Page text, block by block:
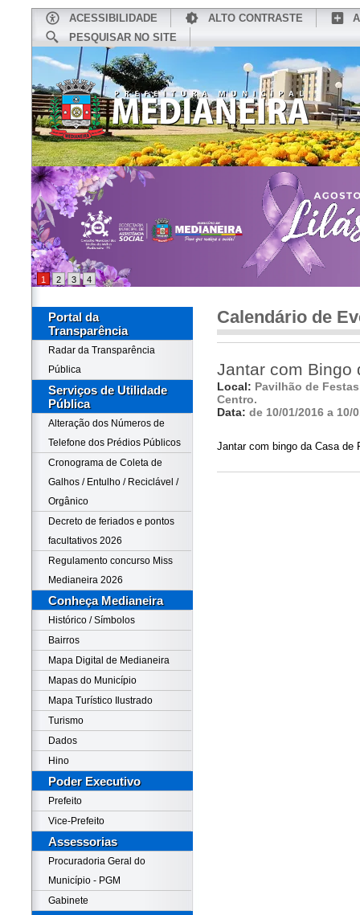
ACESSIBILIDADE ALTO CONTRASTE
PESQUISAR NO SITE
CONHEÇA MEDIANEIRA
1 2 3 4
Portal da
Transparência
Radar da Transparência
Pública
Serviços de Utilidade
Pública
Alteração dos Números de
Telefone dos Prédios Públicos
Cronograma de Coleta de
Galhos / Entulho / Reciclável /
Orgânico
Decreto de feriados e pontos
facultativos 2026
Regulamento concurso Miss
Medianeira 2026
Conheça Medianeira
Histórico / Símbolos
Bairros
Mapa Digital de Medianeira
Mapas do Município
Mapa Turístico Ilustrado
Turismo
Dados
Hino
Poder Executivo
Prefeito
Vice-Prefeito
Assessorias
Procuradoria Geral do
Município - PGM
Gabinete
Calendário de
Jantar com Bingo
Local: Pavilhão de
Centro.
Data: de 10/01/2016 a 10/
Jantar com bingo da Casa de